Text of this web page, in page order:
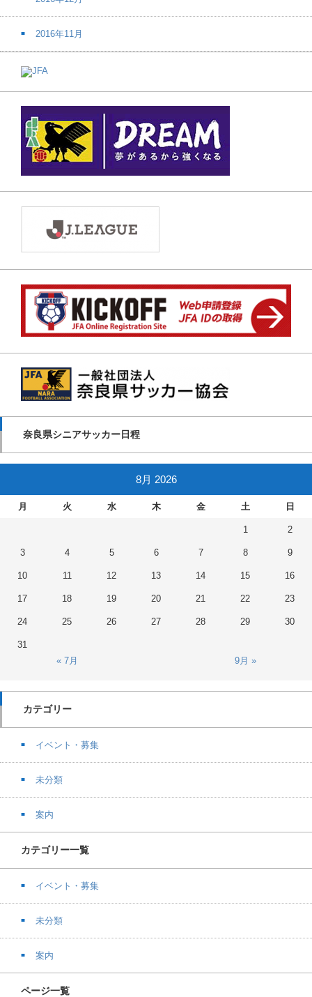
2016年11月
奈良県シニアサッカー日程
8月 2026
月 火 水 木 金 土 日
1 2
3 4 5 6 7 8 9
10 11 12 13 14 15 16
17 18 19 20 21 22 23
24 25 26 27 28 29 30
31
« 7月
9月 »
カテゴリー
イベント・募集
未分類
案内
カテゴリー一覧
イベント・募集
未分類
案内
ページ一覧